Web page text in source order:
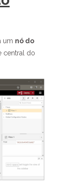
um nó do
central do